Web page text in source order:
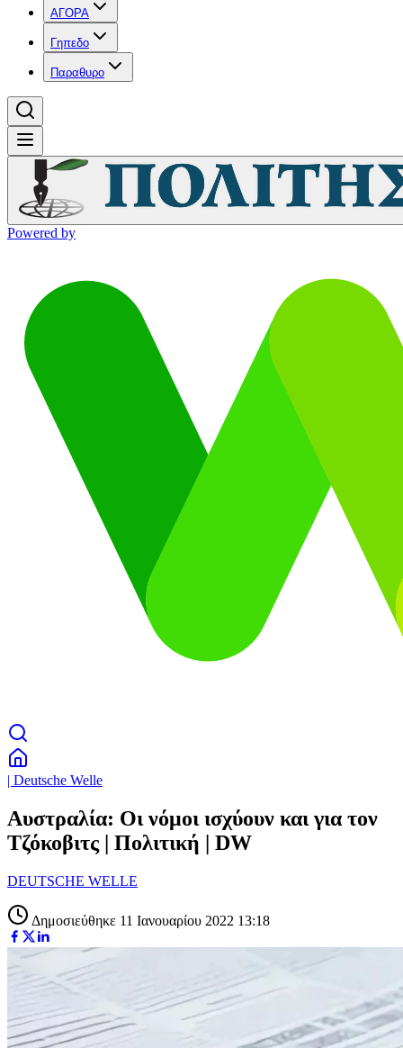
ΑΓΟΡΑ
Γηπεδο
Παραθυρο
Powered by
| Deutsche Welle
Αυστραλία: Οι νόμοι ισχύουν και για τον
Τζόκοβιτς | Πολιτική | DW
DEUTSCHE WELLE
Δημοσιεύθηκε 11 Ιανουαρίου 2022 13:18